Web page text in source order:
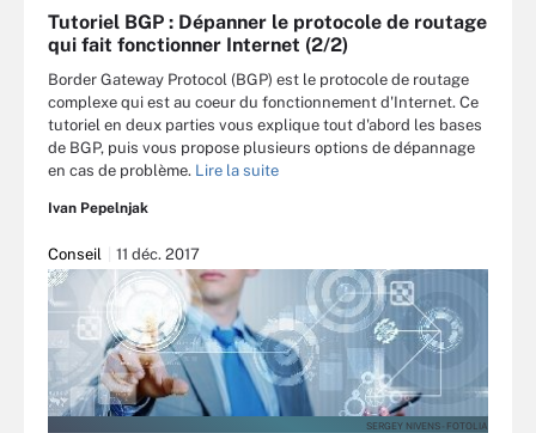
Tutoriel BGP : Dépanner le protocole de routage
qui fait fonctionner Internet (2/2)
Border Gateway Protocol (BGP) est le protocole de routage
complexe qui est au coeur du fonctionnement d'Internet. Ce
tutoriel en deux parties vous explique tout d'abord les bases
de BGP, puis vous propose plusieurs options de dépannage
en cas de problème. Lire la suite
Ivan Pepelnjak
Conseil 11 déc. 2017
SERGEY NIVENS - FOTOLIA